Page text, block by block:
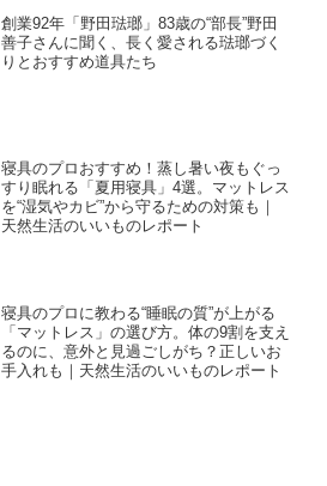
創業92年「野田琺瑯」83歳の“部長”野田
善子さんに聞く、長く愛される琺瑯づく
りとおすすめ道具たち
寝具のプロおすすめ！蒸し暑い夜もぐっ
すり眠れる「夏用寝具」4選。マットレス
を“湿気やカビ”から守るための対策も｜
天然生活のいいものレポート
寝具のプロに教わる“睡眠の質”が上がる
「マットレス」の選び方。体の9割を支え
るのに、意外と見過ごしがち？正しいお
手入れも｜天然生活のいいものレポート